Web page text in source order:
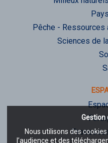
Gestion
Nous utilisons des
l’audience et des
Pêche -
Sciences de